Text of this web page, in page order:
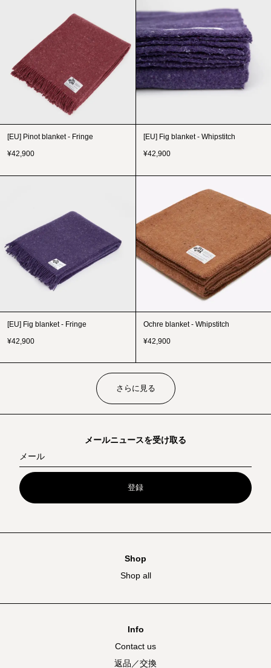
[EU] Pinot blanket - Fringe
¥42,900
[EU] Fig blanket - Whipstitch
¥42,900
[EU] Fig blanket - Fringe
¥42,900
Ochre blanket - Whipstitch
¥42,900
さらに見る
メールニュースを受け取る
メール
登録
Shop
Shop all
Info
Contact us
返品／交換